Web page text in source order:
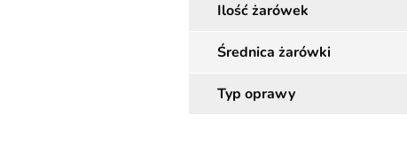
Ilość żarówek
Średnica żarówki
Typ oprawy